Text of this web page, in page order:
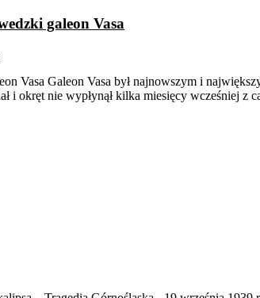
galeon Vasa
Vasa Galeon Vasa był najnowszym i
i okręt nie wypłynął kilka miesięcy wcześniej